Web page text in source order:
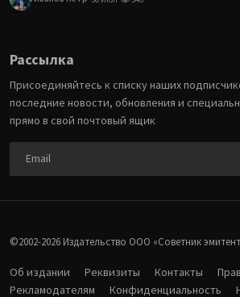
Рассылка
Присоединяйтесь к списку наших
последние новости, обновления и
прямо в свой почтовый ящик
©2002-2026 Издательство ООО «‎Советник
Об издании Реквизиты Контакты
Рекламодателям
Конфиденциальность